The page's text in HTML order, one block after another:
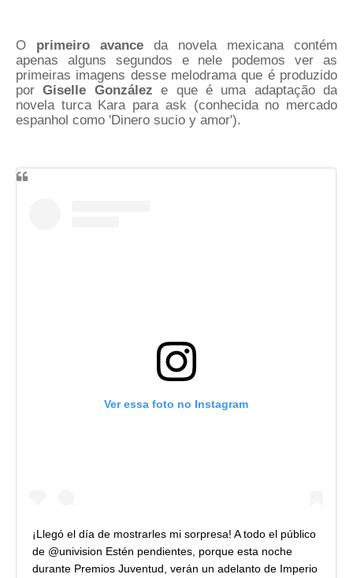
O primeiro avance da novela mexicana contém
apenas alguns segundos e nele podemos ver as
primeiras imagens desse melodrama que é produzido
porGiselle Gonzáleze que é uma adaptação da
novela turca Kara para ask (conhecida no mercado
espanhol como 'Dinero sucio y amor').
Ver essa foto no Instagram
¡Llegó el día de mostrarles mi sorpresa! A todo el público
de @univision Estén pendientes, porque esta noche
durante Premios Juventud, verán un adelanto de Imperio